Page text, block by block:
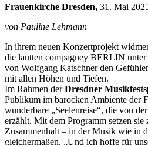
Frauenkirche Dresden, 31. Mai
von Pauline Lehmann
In ihrem neuen Konzertprojekt
die lautten compagney BERLIN
von Wolfgang Katschner den
mit allen Höhen und Tiefen.
Im Rahmen derDresdner
Publikum im barocken Ambiente der
wunderbare „Seelenreise“, die von
erzählt. Mit dem Programm setzen
Zusammenhalt – in der Musik wie in
gleichermaßen. „Und ich hoffe für